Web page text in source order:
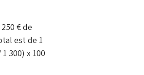
€ de
est de 1
300) x 100